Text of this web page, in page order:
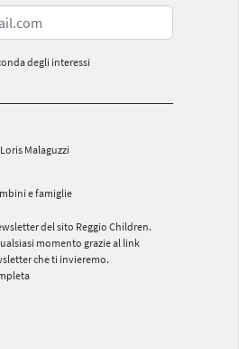
degli interessi
Malaguzzi
e famiglie
del sito Reggio Children.
momento grazie al link
che ti invieremo.